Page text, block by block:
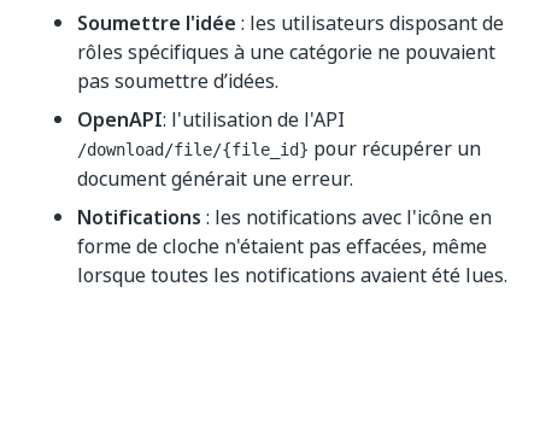
Soumettre l'idée : les utilisateurs disposant de
rôles spécifiques à une catégorie ne pouvaient
pas soumettre d’idées.
OpenAPI: l'utilisation de l'API
/download/file/{file_id} pour récupérer un
document générait une erreur.
Notifications : les notifications avec l'icône en
forme de cloche n'étaient pas effacées, même
lorsque toutes les notifications avaient été lues.